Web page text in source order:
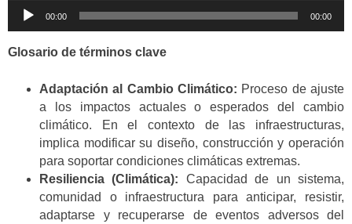
Reproductor
audio
00:00 00:00
Glosario de términos clave
Adaptación al Cambio Climático: Proceso de ajuste
a los impactos actuales o esperados del cambio
climático. En el contexto de las infraestructuras,
implica modificar su diseño, construcción y operación
para soportar condiciones climáticas extremas.
Resiliencia (Climática): Capacidad de un sistema,
comunidad o infraestructura para anticipar, resistir,
adaptarse y recuperarse de eventos adversos del